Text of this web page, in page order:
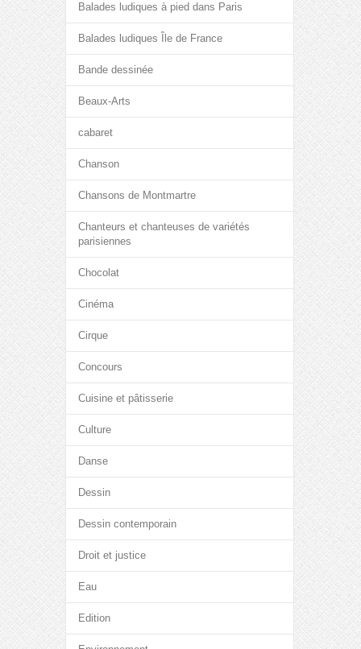
Balades ludiques à pied dans Paris
Balades ludiques Île de France
Bande dessinée
Beaux-Arts
cabaret
Chanson
Chansons de Montmartre
Chanteurs et chanteuses de variétés
parisiennes
Chocolat
Cinéma
Cirque
Concours
Cuisine et pâtisserie
Culture
Danse
Dessin
Dessin contemporain
Droit et justice
Eau
Edition